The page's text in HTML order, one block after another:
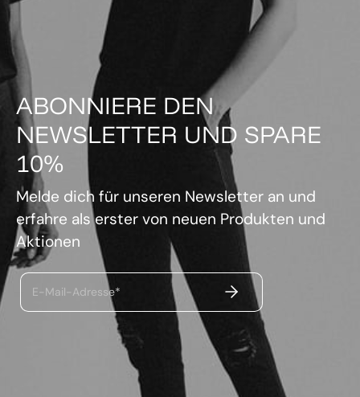
ABONNIERE DEN
NEWSLETTER UND SPARE
10%
Melde dich für unseren Newsletter an und
erfahre als erster von neuen Produkten und
Aktionen
E-Mail-Adresse* ABSENDEN